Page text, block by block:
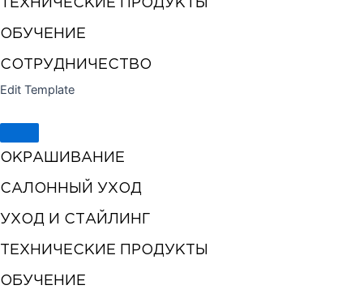
ТЕХНИЧЕСКИЕ ПРОДУКТЫ
ОБУЧЕНИЕ
СОТРУДНИЧЕСТВО
Edit Template
ОКРАШИВАНИЕ
САЛОННЫЙ УХОД
УХОД И СТАЙЛИНГ
ТЕХНИЧЕСКИЕ ПРОДУКТЫ
ОБУЧЕНИЕ